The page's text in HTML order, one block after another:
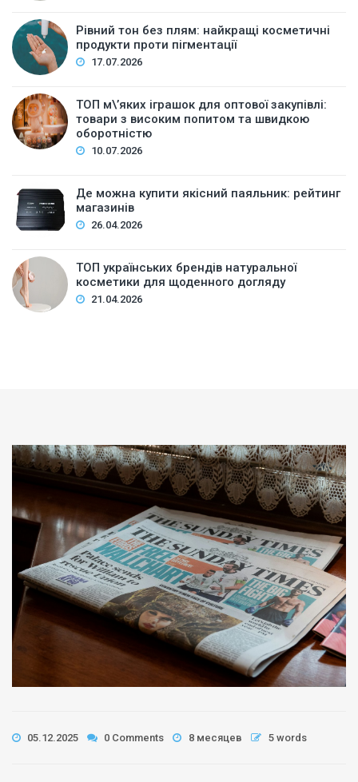
Рівний тон без плям: найкращі косметичні
продукти проти пігментації
17.07.2026
ТОП м\’яких іграшок для оптової закупівлі:
товари з високим попитом та швидкою
оборотністю
10.07.2026
Де можна купити якісний паяльник: рейтинг
магазинів
26.04.2026
ТОП українських брендів натуральної
косметики для щоденного догляду
21.04.2026
05.12.2025 0 Comments 8 месяцев 5 words